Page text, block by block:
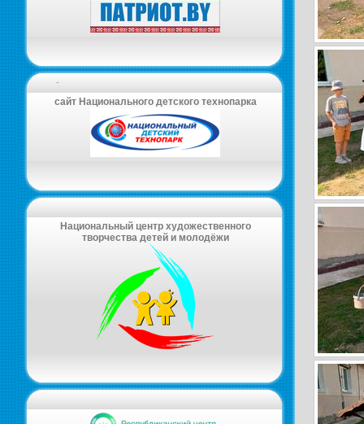
-
сайт Национального детского технопарка
Национальный центр художественного
творчества детей и молодёжи